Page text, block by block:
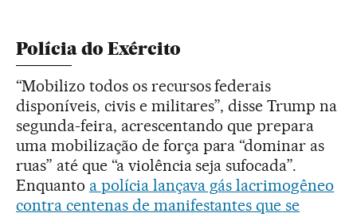
Polícia do Exército
“Mobilizo todos os recursos federais
disponíveis, civis e militares”, disse Trump na
segunda-feira, acrescentando que prepara
uma mobilização de força para “dominar as
ruas” até que “a violência seja sufocada”.
Enquanto a polícia lançava gás lacrimogêneo
contra centenas de manifestantes que se